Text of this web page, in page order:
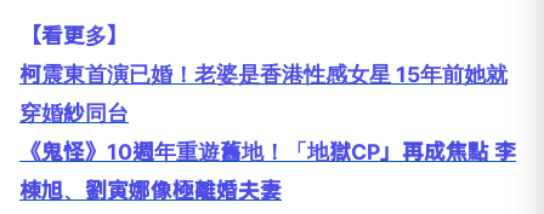
【看更多】
柯震東首演已婚！老婆是香港性感女星 15年前她就
穿婚紗同台
《鬼怪》10週年重遊舊地！「地獄CP」再成焦點 李
棟旭、劉寅娜像極離婚夫妻